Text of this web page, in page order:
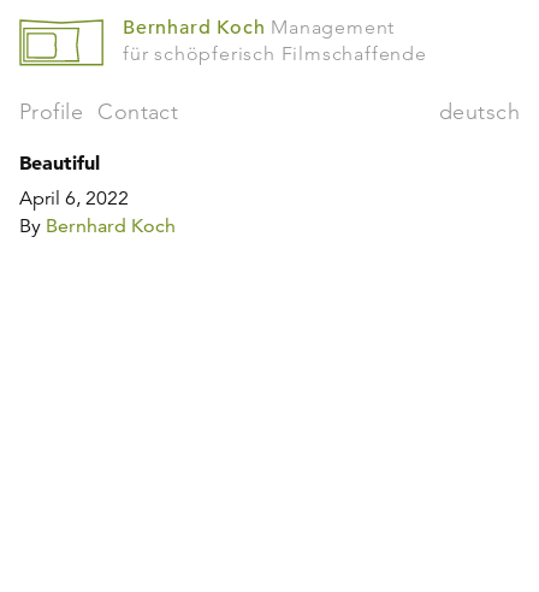
Bernhard Koch Management
für schöpferisch Filmschaffende
Profile Contact deutsch
Beautiful
April 6, 2022
By Bernhard Koch